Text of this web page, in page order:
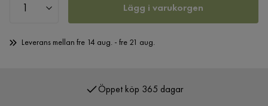
Lägg i varukorgen
Leverans mellan fre 14 aug. - fre 21 aug.
Över 400 000 nöjda kunder